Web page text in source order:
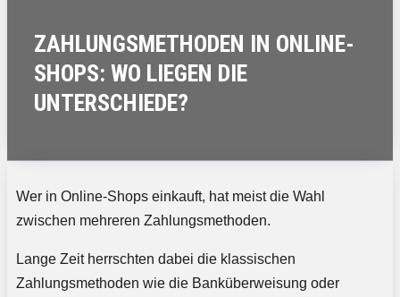
ZAHLUNGSMETHODEN IN ONLINE-
SHOPS: WO LIEGEN DIE
UNTERSCHIEDE?
Wer in Online-Shops einkauft, hat meist die Wahl
zwischen mehreren Zahlungsmethoden.
Lange Zeit herrschten dabei die klassischen
Zahlungsmethoden wie die Banküberweisung oder